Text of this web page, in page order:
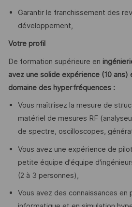
Garantir le franchissement des
développement,
Votre profil
De formation supérieure en
avez une solide expérience (10 ans)
domaine des hyperfréquences :
Vous maîtrisez la mesure de
matériel de mesures RF
de spectre, oscilloscopes,
Vous avez une expérience de
petite équipe d'équipe
(2 à 3 personnes),
Vous avez des connaissances en